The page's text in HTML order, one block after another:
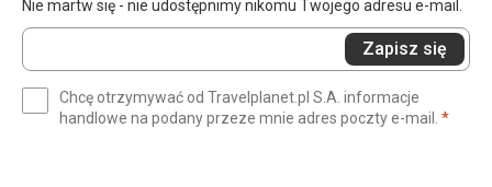
Nie martw się - nie udostępnimy nikomu Twojego adresu e-mail.
Wprowadź
swój
(wymagane)
Zapisz się
Chcę otrzymywać od Travelplanet.pl S.A. informacje
handlowe na podany przeze mnie adres poczty e-mail. *